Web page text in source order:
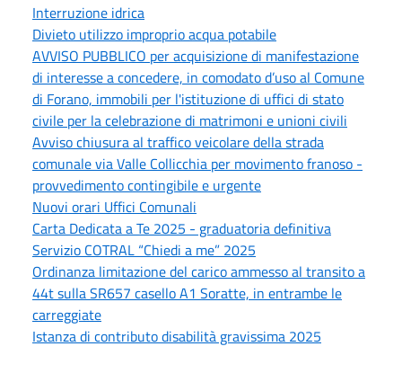
Interruzione idrica
Divieto utilizzo improprio acqua potabile
AVVISO PUBBLICO per acquisizione di manifestazione
di interesse a concedere, in comodato d’uso al Comune
di Forano, immobili per l'istituzione di uffici di stato
civile per la celebrazione di matrimoni e unioni civili
Avviso chiusura al traffico veicolare della strada
comunale via Valle Collicchia per movimento franoso -
provvedimento contingibile e urgente
Nuovi orari Uffici Comunali
Carta Dedicata a Te 2025 - graduatoria definitiva
Servizio COTRAL “Chiedi a me” 2025
Ordinanza limitazione del carico ammesso al transito a
44t sulla SR657 casello A1 Soratte, in entrambe le
carreggiate
Istanza di contributo disabilità gravissima 2025